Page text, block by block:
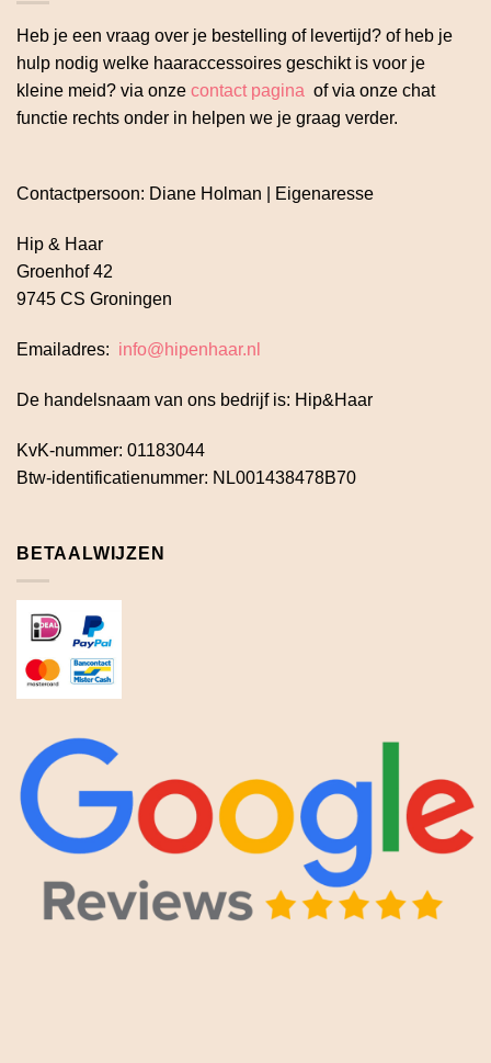
Heb je een vraag over je bestelling of levertijd? of heb je
hulp nodig welke haaraccessoires geschikt is voor je
kleine meid? via onze contact pagina of via onze chat
functie rechts onder in helpen we je graag verder.
Contactpersoon: Diane Holman | Eigenaresse
Hip & Haar
Groenhof 42
9745 CS Groningen
Emailadres: info@hipenhaar.nl
De handelsnaam van ons bedrijf is: Hip&Haar
KvK-nummer: 01183044
Btw-identificatienummer: NL001438478B70
BETAALWIJZEN